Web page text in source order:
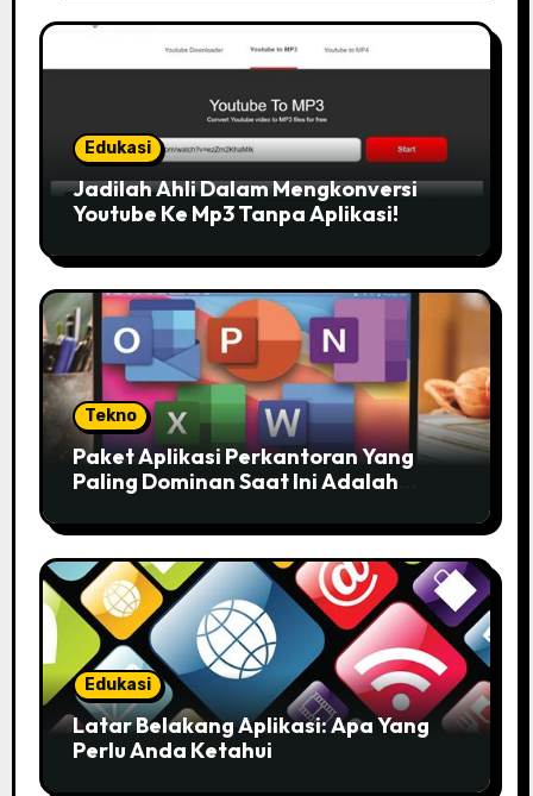
Edukasi
Jadilah Ahli Dalam Mengkonversi
Youtube Ke Mp3 Tanpa Aplikasi!
Tekno
Paket Aplikasi Perkantoran Yang
Paling Dominan Saat Ini Adalah
Anda!
Edukasi
Latar Belakang Aplikasi: Apa Yang
Perlu Anda Ketahui